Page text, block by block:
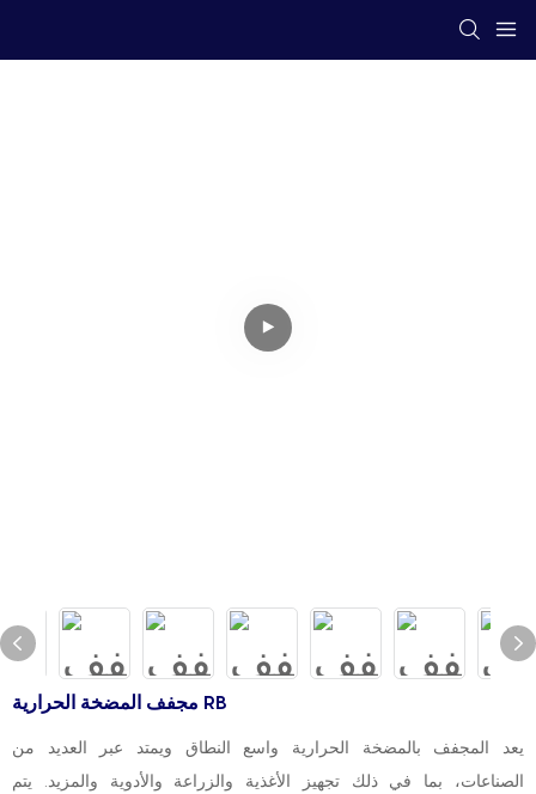
مجفف المضخة الحرارية RB
يعد المجفف بالمضخة الحرارية واسع النطاق ويمتد عبر العديد من
الصناعات، بما في ذلك تجهيز الأغذية والزراعة والأدوية والمزيد. يتم